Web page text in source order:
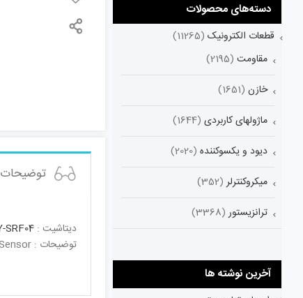
توضیحات
دیتاشیت : SRF04
توضیحات : Arduino Ultrasonic SensorArduino Ultrasonic Sensor
دسته‌های محصولات
قطعات الکترونیک (11265)
مقاومت (2195)
خازن (1651)
ماژولهای کاربردی (1644)
دیود و یکسوکننده (2020)
میکروکنترلر (352)
ترانزیستور (3368)
آخرین نوشته ها